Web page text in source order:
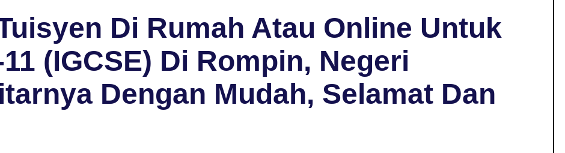
Di Rumah Atau Online Untuk
(IGCSE) Di Rompin, Negeri
Dengan Mudah, Selamat Dan